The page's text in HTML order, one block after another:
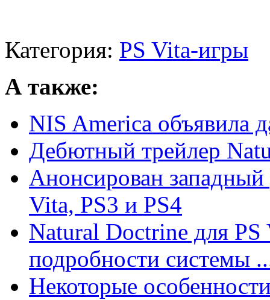
Категория: PS Vita-игры
А также:
NIS America объявила
Дебютный трейлер
Анонсирован
Vita, PS3 и PS4
Natural Doctrine для PS
подробности системы
Некоторые